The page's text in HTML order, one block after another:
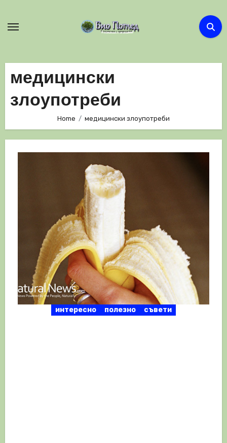
медицински
злоупотреби
Home медицински злоупотреби
интересно полезно съвети